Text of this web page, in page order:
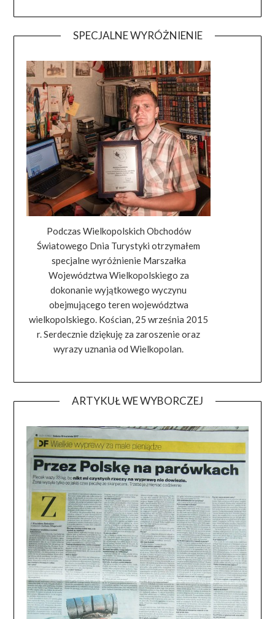
SPECJALNE WYRÓŻNIENIE
Podczas Wielkopolskich Obchodów
Światowego Dnia Turystyki otrzymałem
specjalne wyróżnienie Marszałka
Województwa Wielkopolskiego za
dokonanie wyjątkowego wyczynu
obejmującego teren województwa
wielkopolskiego. Kościan, 25 września 2015
r. Serdecznie dziękuję za zaroszenie oraz
wyrazy uznania od Wielkopolan.
ARTYKUŁ WE WYBORCZEJ